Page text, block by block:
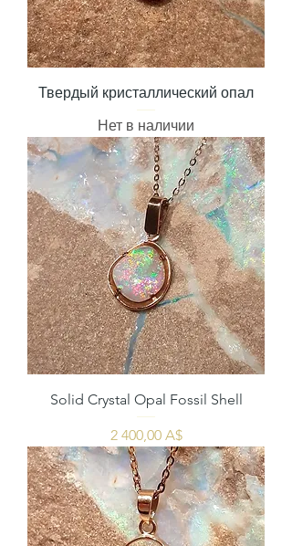
Твердый кристаллический опал
Нет в наличии
Solid Crystal Opal Fossil Shell
Цена
2 400,00 A$